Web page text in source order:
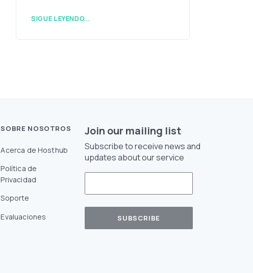
SIGUE LEYENDO...
SOBRE NOSOTROS
Acerca de Hosthub
Política de
Privacidad
Soporte
Evaluaciones
Join our mailing list
Subscribe to receive news and
updates about our service